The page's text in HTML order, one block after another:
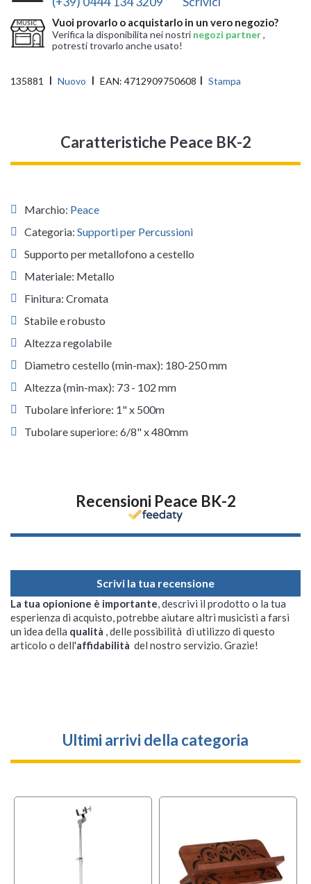
Vuoi provarlo o acquistarlo in un vero negozio?
Verifica la disponibilita nei nostri negozi partner,
potresti trovarlo anche usato!
135881 Nuovo EAN: 4712909750608 Stampa
Caratteristiche Peace BK-2
Marchio: Peace
Categoria: Supporti per Percussioni
Supporto per metallofono a cestello
Materiale: Metallo
Finitura: Cromata
Stabile e robusto
Altezza regolabile
Diametro cestello (min-max): 180-250 mm
Altezza (min-max): 73 - 102 mm
Tubolare inferiore: 1" x 500m
Tubolare superiore: 6/8" x 480mm
Recensioni Peace BK-2
Scrivi la tua recensione
La tua opionione è importante, descrivi il prodotto o la tua
esperienza di acquisto, potrebbe aiutare altri musicisti a farsi
un idea della qualità , delle possibilità di utilizzo di questo
articolo o dell'affidabilità del nostro servizio. Grazie!
Ultimi arrivi della categoria